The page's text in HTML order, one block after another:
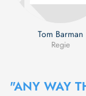
Tom Barman
Regie
"ANY WAY